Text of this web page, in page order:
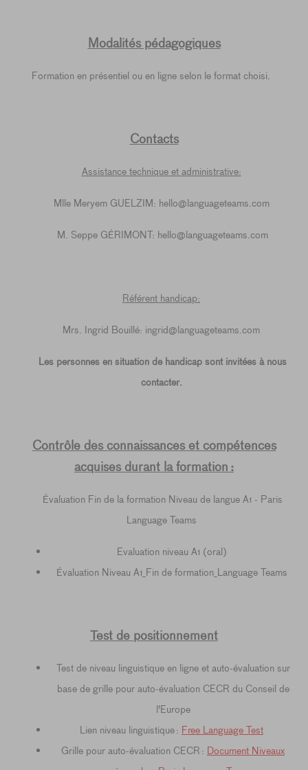
Modalités pédagogiques
Formation en présentiel ou en ligne selon le format choisi.
Contacts
Assistance technique et administrative:
Mlle Meryem GUELZIM: hello@languageteams.com
M. Seppe GÉRIMONT: hello@languageteams.com
Référent handicap:
Mrs. Ingrid Bouillé: ingrid@languageteams.com
Les personnes en situation de handicap sont invitées à nous
contacter.
Contrôle des connaissances et compétences
acquises durant la formation :
Évaluation Fin de la formation Niveau de langue A1 - Paris
Language Teams
Evaluation niveau A1 (oral)
Évaluation Niveau A1_Fin de formation_Language Teams
Test de positionnement
Test de niveau linguistique en ligne et auto-évaluation sur
base de grille pour auto-évaluation CECR du Conseil de
l'Europe
Lien niveau linguistique : Free Language Test
Grille pour auto-évaluation CECR : Document Niveaux